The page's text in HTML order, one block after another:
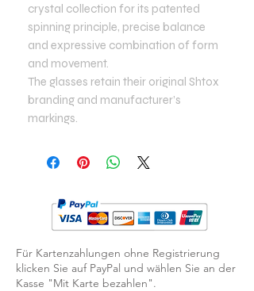
crystal collection for its patented
spinning principle, precise balance
and expressive combination of form
and movement.
The glasses retain their original Shtox
branding and manufacturer’s
markings.
Für Kartenzahlungen ohne Registrierung
klicken Sie auf PayPal und wählen Sie an der
Kasse "Mit Karte bezahlen".